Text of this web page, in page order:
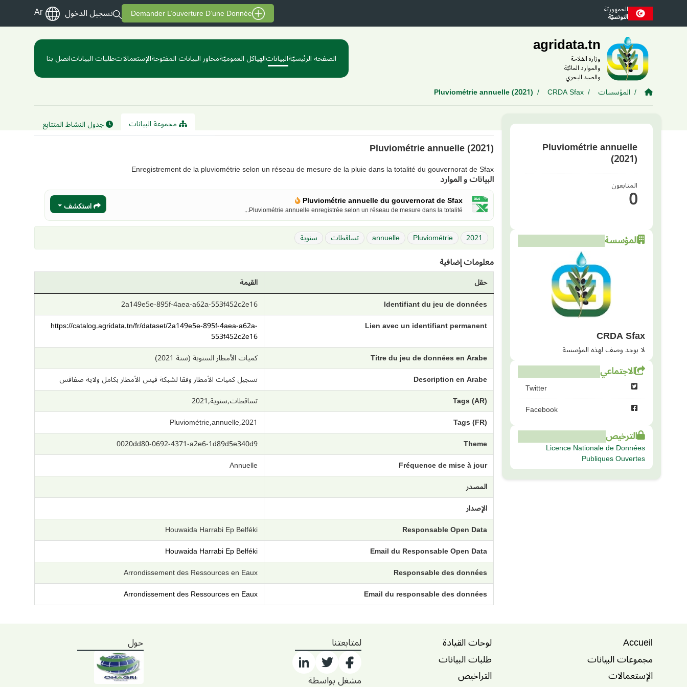
Skip to main contentالجمهوريّة
التونسيّة Demander L’ouverture D’une Donnée تسجيل الدخول Ar
agridata.tn
وزارة الفلاحة
والموارد المائيّة
والصيد البحري
الصفحة الرئيسيّةالبياناتالهياكل العموميّةمحاور البيانات المفتوحةالإستعمالاتطلبات البياناتاتصل بنا
المؤسسات CRDA Sfax
Pluviométrie annuelle (2021)
Pluviométrie annuelle
(2021)
المتابعون
0
المؤسسة
CRDA Sfax
لا يوجد وصف لهذه المؤسسة
الاجتماعي
Twitter
Facebook
الترخيص
Licence Nationale de Données
Publiques Ouvertes
مجموعة البيانات جدول النشاط المتتابع
Pluviométrie annuelle (2021)
Enregistrement de la pluviométrie selon un réseau de mesure de la pluie dans la totalité du gouvernorat de Sfax
البيانات و الموارد
Pluviométrie annuelle du gouvernorat de Sfax
Pluviométrie annuelle enregistrée selon un réseau de mesure dans la totalité... استكشف
2021
Pluviométrie
annuelle تساقطات سنوية
معلومات إضافية
حقل
القيمة
Identifiant du jeu de données
2a149e5e-895f-4aea-a62a-553f452c2e16
Lien avec un identifiant permanent
https://catalog.agridata.tn/fr/dataset/2a149e5e-895f-4aea-a62a-
553f452c2e16
Titre du jeu de données en Arabe
كميات الأمطار السنوية (سنة 2021)
Description en Arabe
تسجيل كميات الأمطار وفقا لشبكة قيس الأمطار بكامل ولاية صفاقس
Tags (AR)
تساقطات,سنوية,2021
Tags (FR)
Pluviométrie,annuelle,2021
Theme
0020dd80-0692-4371-a2e6-1d89d5e340d9
Fréquence de mise à jour
Annuelle
المصدر
الإصدار
Responsable Open Data
Houwaida Harrabi Ep Belféki
Email du Responsable Open Data
Houwaida Harrabi Ep Belféki
Responsable des données
Arrondissement des Ressources en Eaux
Email du responsable des données
Arrondissement des Ressources en Eaux
Accueil
مجموعات البيانات
الإستعمالات
لوحات القيادة
طلبات البيانات
التراخيص
لمتابعتنا
مشغل بواسطة
حول